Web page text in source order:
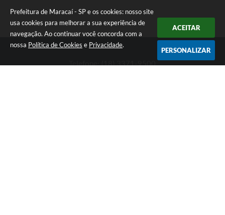
Prefeitura de Maracaí - SP e os cookies: nosso site
usa cookies para melhorar a sua experiência de
navegação. Ao continuar você concorda com a
nossa Política de Cookies e Privacidade.
ACEITAR
PERSONALIZAR
Telefone: (18) 3371-9500